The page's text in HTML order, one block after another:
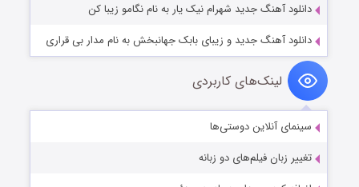
دانلود آهنگ جدید شهرام نیک یار به نام نگامو زیبا کن
دانلود آهنگ جدید و زیبای بابک جهانبخش به نام مدار بی قراری
لینک‌های کاربردی
سینمای آنلاین دوستی‌ها
تغییر زبان فیلم‌های دو زبانه